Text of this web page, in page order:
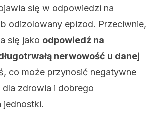
się w odpowiedzi na
odizolowany epizod. Przeciwnie,
się jako odpowiedź na
nerwowość u danej
co może przynosić negatywne
dla zdrowia i dobrego
jednostki.